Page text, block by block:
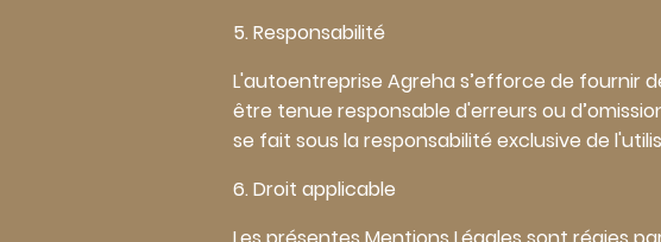
5. Responsabilité
L'autoentreprise Agreha s’efforce de fournir
être tenue responsable d'erreurs ou
se fait sous la responsabilité exclusive de
6. Droit applicable